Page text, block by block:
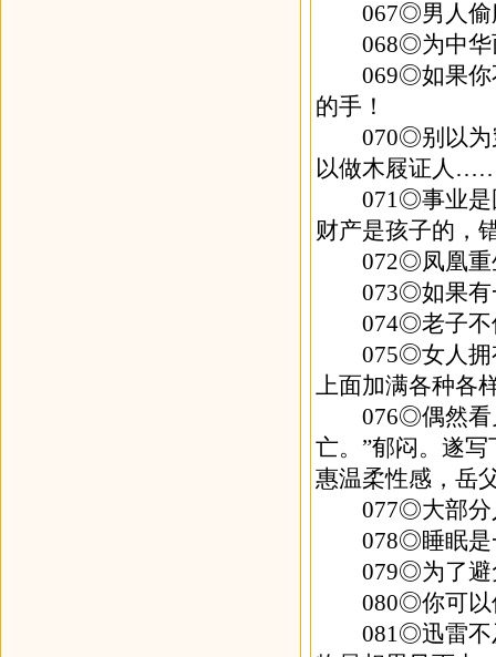
067◎男人偷
068◎为中华
069◎如果你不
的手！
070◎别以为穿
以做木屐证人
071◎事业是国
财产是孩子的，
072◎凤凰重生
073◎如果有
074◎老子不
075◎女人拥有
上面加满各种
076◎偶然看见
亡。”郁闷。遂
惠温柔性感，
077◎大部分人
078◎睡眠是
079◎为了避免
080◎你可以像
081◎迅雷不及